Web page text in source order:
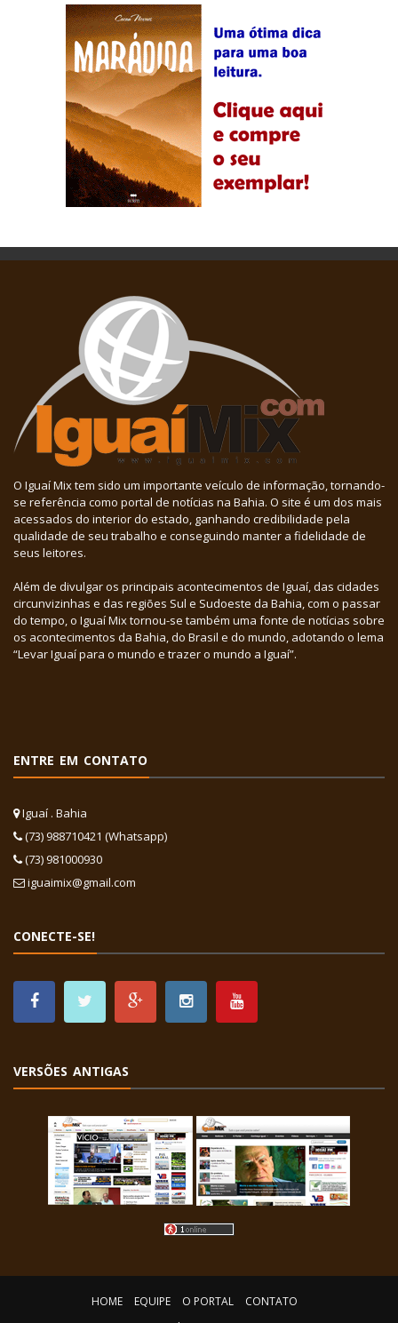
O Iguaí Mix tem sido um importante veículo de informação, tornando-
se referência como portal de notícias na Bahia. O site é um dos mais
acessados do interior do estado, ganhando credibilidade pela
qualidade de seu trabalho e conseguindo manter a fidelidade de
seus leitores.
Além de divulgar os principais acontecimentos de Iguaí, das cidades
circunvizinhas e das regiões Sul e Sudoeste da Bahia, com o passar
do tempo, o Iguaí Mix tornou-se também uma fonte de notícias sobre
os acontecimentos da Bahia, do Brasil e do mundo, adotando o lema
“Levar Iguaí para o mundo e trazer o mundo a Iguaí”.
ENTRE EM CONTATO
Iguaí . Bahia
(73) 988710421 (Whatsapp)
(73) 981000930
iguaimix@gmail.com
CONECTE-SE!
VERSÕES ANTIGAS
HOME EQUIPE O PORTAL CONTATO